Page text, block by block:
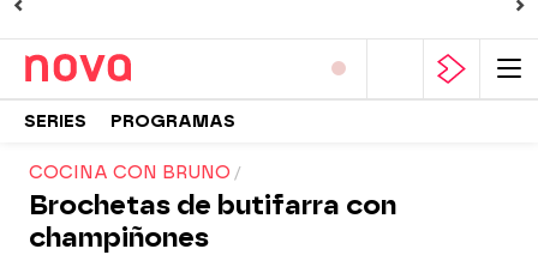
SERIES PROGRAMAS
COCINA CON BRUNO
Brochetas de butifarra con
champiñones